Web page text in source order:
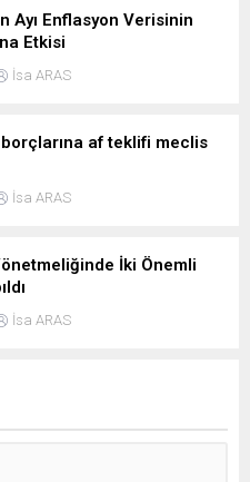
Ayı Enflasyon Verisinin
Etkisi
İsa ARAS
af teklifi meclis
İsa ARAS
İki Önemli
İsa ARAS